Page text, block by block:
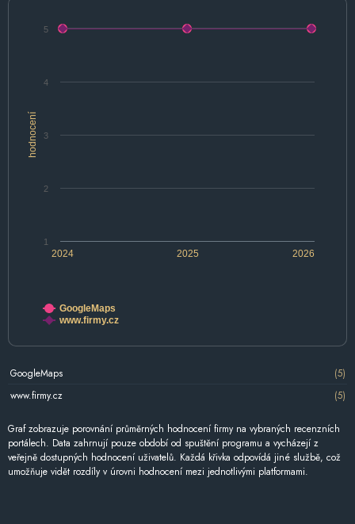
hodnocení
2024 2025 2026
1
2
3
4
5
GoogleMaps
www.firmy.cz
GoogleMaps
(5)
www.firmy.cz
(5)
Graf zobrazuje porovnání průměrných hodnocení firmy na vybraných recenzních
portálech. Data zahrnují pouze období od spuštění programu a vycházejí z
veřejně dostupných hodnocení uživatelů. Každá křivka odpovídá jiné službě, což
umožňuje vidět rozdíly v úrovni hodnocení mezi jednotlivými platformami.